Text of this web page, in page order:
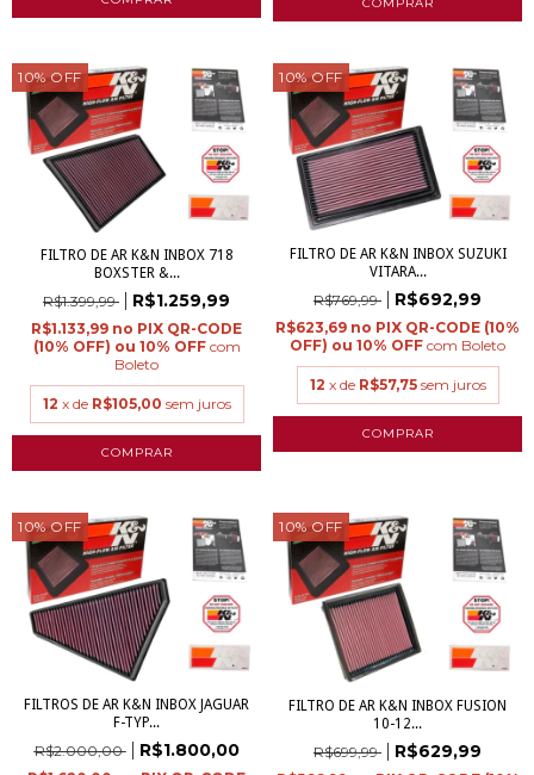
10%OFF
FILTRO DE AR K&N INBOX 718
BOXSTER &...
R$1.399,99 R$1.259,99
R$1.133,99
com
Boleto
12 x de R$105,00 sem juros
10%OFF
FILTRO DE AR K&N INBOX SUZUKI
VITARA...
R$769,99 R$692,99
R$623,69
com Boleto
12 x de R$57,75 sem juros
10%OFF
FILTROS DE AR K&N INBOX JAGUAR
F-TYP...
R$2.000,00 R$1.800,00
10%OFF
FILTRO DE AR K&N INBOX FUSION
10-12...
R$699,99 R$629,99